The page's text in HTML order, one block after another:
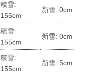
積雪:
155cm
新雪: 0cm
積雪:
155cm
新雪: 0cm
積雪:
155cm
新雪: 5cm